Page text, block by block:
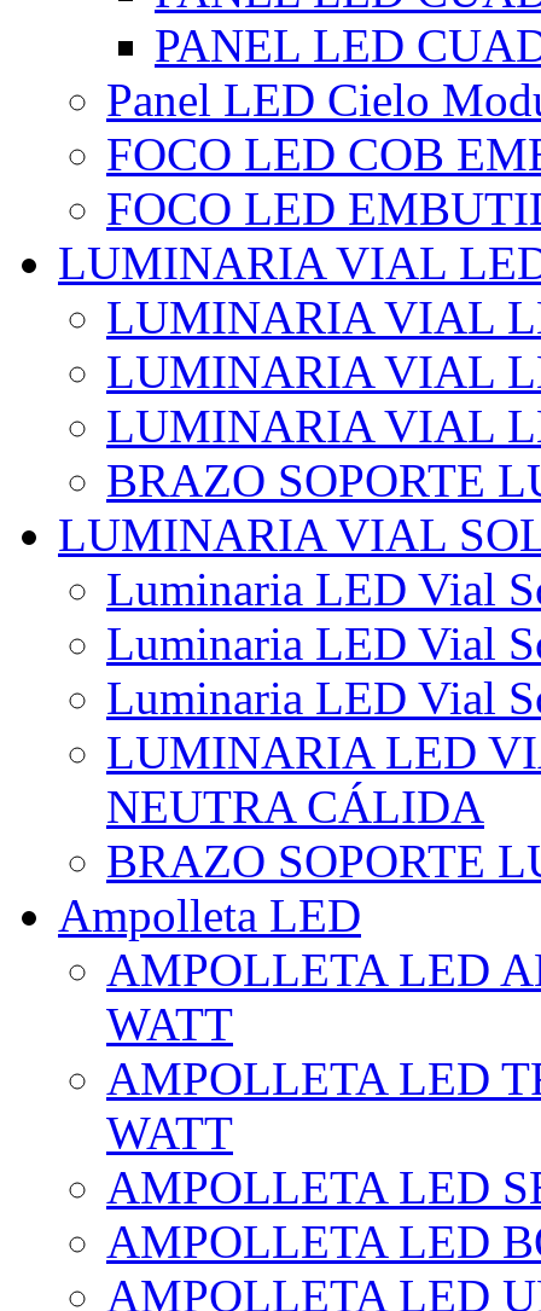
PANEL LED
Panel LED Cielo
FOCO LED COB
FOCO LED
LUMINARIA VIAL
LUMINARIA VIAL
LUMINARIA VIAL
LUMINARIA VIAL
BRAZO SOPORTE
LUMINARIA VIAL
Luminaria LED Vial
Luminaria LED Vial
Luminaria LED Vial
LUMINARIA LED
NEUTRA CÁLIDA
BRAZO SOPORTE
Ampolleta LED
AMPOLLETA LED
WATT
AMPOLLETA LED
WATT
AMPOLLETA LED
AMPOLLETA LED
AMPOLLETA LED